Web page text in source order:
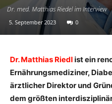
Dr. med. Matthias Riedel im Interview
5. September 2023 0
Dr. Matthias Riedlist ein
Ernährungsmediziner,
ärztlicher Direktor und
dem größten